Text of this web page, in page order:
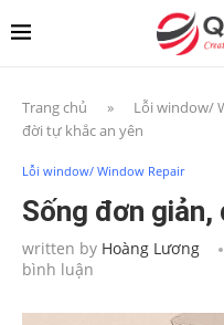
Trang chủ » Lỗi window/
đời tự khắc an yên
Lỗi window/ Window Repair
Sống đơn giản,
written by Hoàng Lương
bình luận